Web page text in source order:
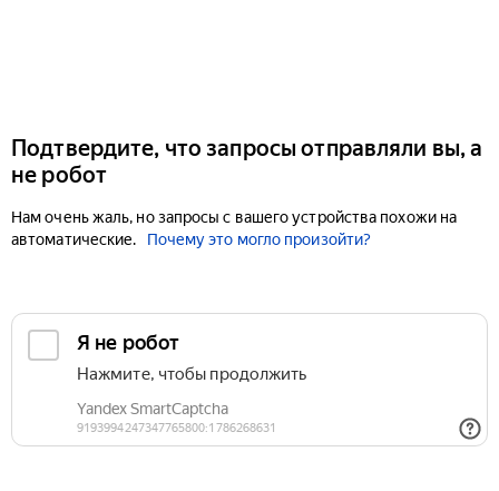
Подтвердите, что запросы отправляли вы, а
не робот
Нам очень жаль, но запросы с вашего устройства похожи на
автоматические.
Почему это могло произойти?